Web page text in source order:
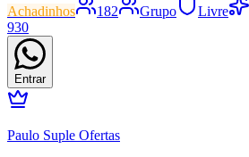
Achadinhos 182 Grupo Livre
930
Entrar
Paulo Suple Ofertas